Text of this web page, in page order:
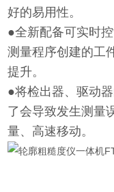
好的易用性。
●全新配备可实时
测量程序创建的工
提升。
●将检出器、驱动
了会导致发生测量
量、高速移动。